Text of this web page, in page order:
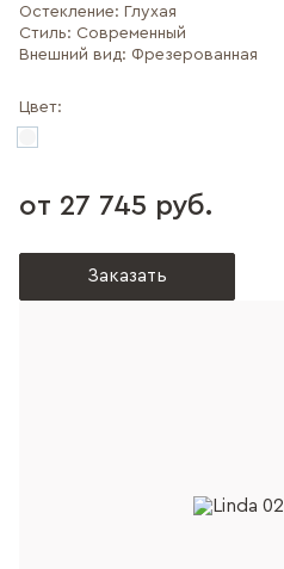
Остекление: Глухая
Стиль: Современный
Внешний вид: Фрезерованная
Цвет:
от 27 745 руб.
Заказать